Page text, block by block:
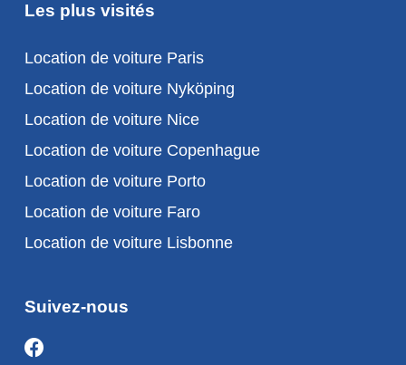
Les plus visités
Location de voiture Paris
Location de voiture Nyköping
Location de voiture Nice
Location de voiture Copenhague
Location de voiture Porto
Location de voiture Faro
Location de voiture Lisbonne
Suivez-nous